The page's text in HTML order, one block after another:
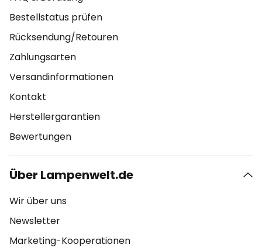
Bestellstatus prüfen
Rücksendung/Retouren
Zahlungsarten
Versandinformationen
Kontakt
Herstellergarantien
Bewertungen
Über Lampenwelt.de
Wir über uns
Newsletter
Marketing-Kooperationen